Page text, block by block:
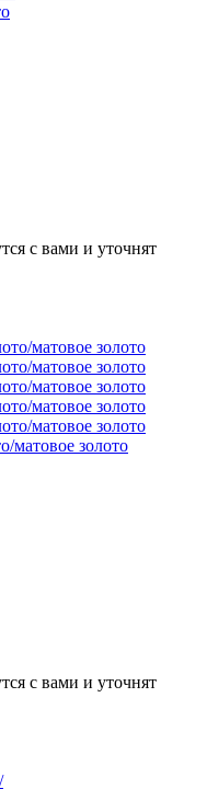
с вами и уточнят
матовое золото
с вами и уточнят